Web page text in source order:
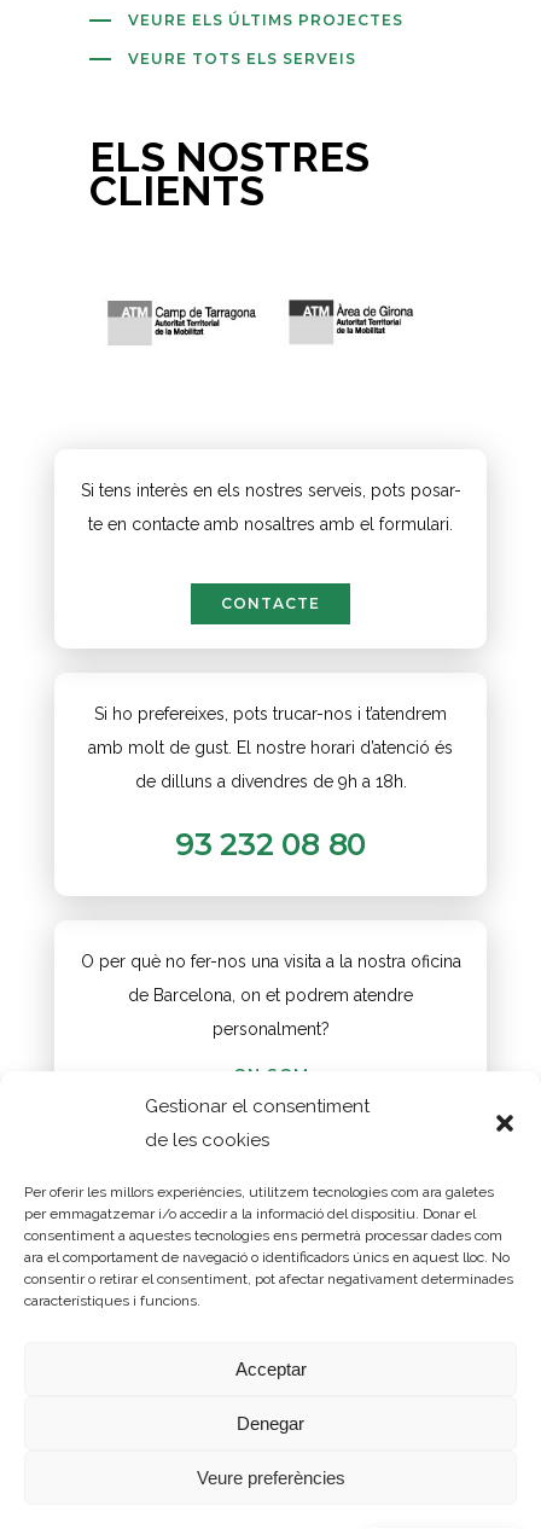
Gestionar el consentiment
de les cookies
Per oferir les millors experiències, utilitzem tecnologies com ara galetes
per emmagatzemar i/o accedir a la informació del dispositiu. Donar el
consentiment a aquestes tecnologies ens permetrà processar dades com
ara el comportament de navegació o identificadors únics en aquest lloc. No
consentir o retirar el consentiment, pot afectar negativament determinades
característiques i funcions.
Acceptar
Denegar
Veure preferències
VEURE ELS ÚLTIMS PROJECTES
VEURE TOTS ELS SERVEIS
ELS NOSTRES
CLIENTS
Si tens interès en els nostres serveis, pots posar-
te en contacte amb nosaltres amb el formulari.
CONTACTE
Si ho prefereixes, pots trucar-nos i t’atendrem
amb molt de gust. El nostre horari d’atenció és
de dilluns a divendres de 9h a 18h.
93 232 08 80
O per què no fer-nos una visita a la nostra oficina
de Barcelona, on et podrem atendre
personalment?
ON SOM
©2004-2026 Assessoria d'Infraestructures i Mobilitat
S.L. Tots els drets reservats.
Gran Via de les Corts Catalanes 774, sobreàtic 1, 08013
Barcelona
Condicions d'ús i política de protecció de dades